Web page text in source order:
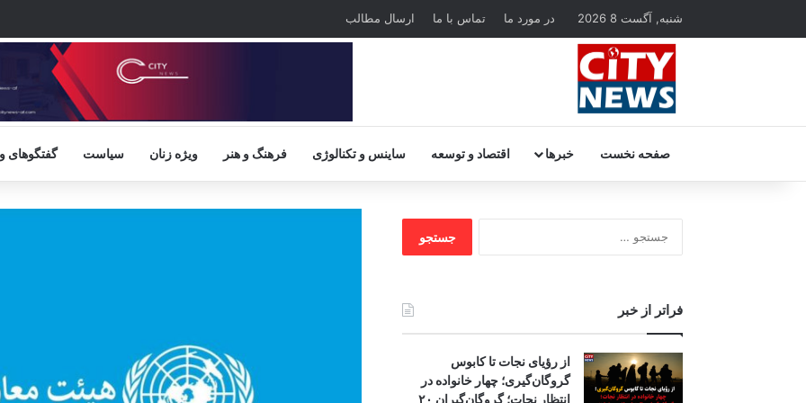
شنبه, آگست 8 2026 در مورد ما تماس با ما ارسال مطالب
صفحه نخست خبرها اقتصاد و توسعه ساینس و تکنالوژی فرهنگ و هنر ویژه زنان سیاست گفتگوهای
برای:
فراتر از خبر
از رؤیای نجات تا کابوس
گروگان‌گیری؛ چهار خانواده در
انتظار نجات؛ گروگان‌گیران ۲۰